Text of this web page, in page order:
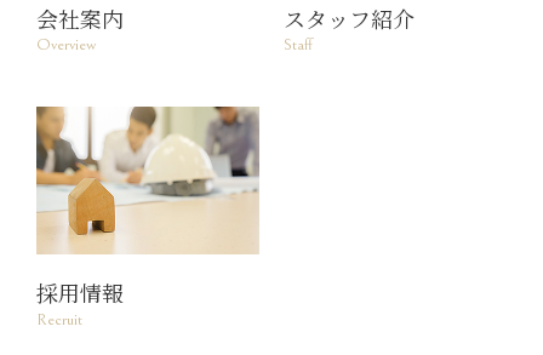
会社案内
Overview
スタッフ紹介
Staff
採用情報
Recruit